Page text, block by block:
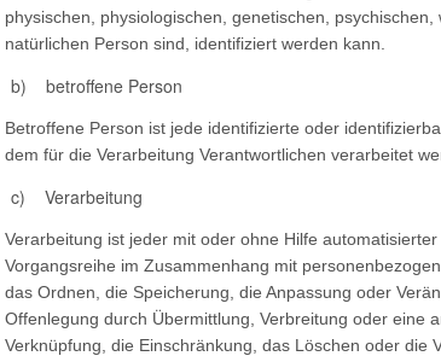
physischen, physiologischen, genetischen,
natürlichen Person sind, identifiziert werden kann.
b) betroffene Person
Betroffene Person ist jede identifizierte oder
dem für die Verarbeitung Verantwortlichen verarbeitet
c) Verarbeitung
Verarbeitung ist jeder mit oder ohne Hilfe
Vorgangsreihe im Zusammenhang mit
das Ordnen, die Speicherung, die Anpassung oder
Offenlegung durch Übermittlung, Verbreitung oder eine
Verknüpfung, die Einschränkung, das Löschen oder die